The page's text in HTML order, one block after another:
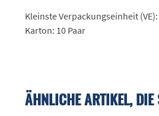
Kleinste Verpackungseinheit (VE):
Karton: 10 Paar
ÄHNLICHE ARTIKEL, DIE